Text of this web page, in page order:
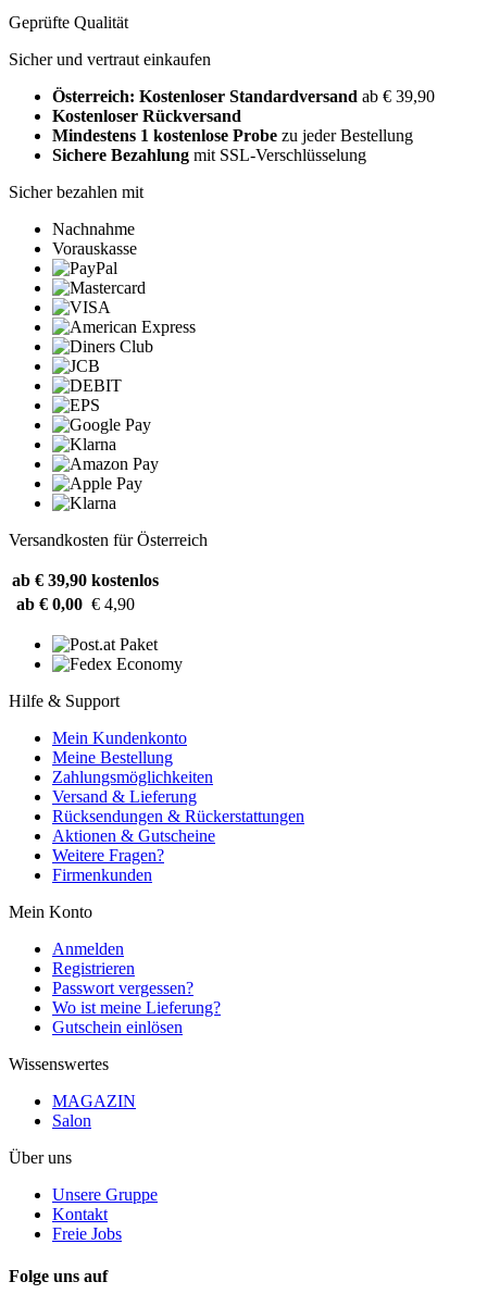
Geprüfte Qualität
Sicher und vertraut einkaufen
Österreich: Kostenloser Standardversand ab € 39,90
Kostenloser Rückversand
Mindestens 1 kostenlose Probe zu jeder Bestellung
Sichere Bezahlung mit SSL-Verschlüsselung
Sicher bezahlen mit
Nachnahme
Vorauskasse
Versandkosten für Österreich
ab € 39,90 kostenlos
ab € 0,00 € 4,90
Hilfe & Support
Mein Kundenkonto
Meine Bestellung
Zahlungsmöglichkeiten
Versand & Lieferung
Rücksendungen & Rückerstattungen
Aktionen & Gutscheine
Weitere Fragen?
Firmenkunden
Mein Konto
Anmelden
Registrieren
Passwort vergessen?
Wo ist meine Lieferung?
Gutschein einlösen
Wissenswertes
MAGAZIN
Salon
Über uns
Unsere Gruppe
Kontakt
Freie Jobs
Folge uns auf